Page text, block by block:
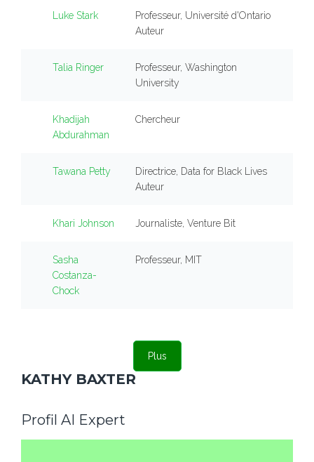
Luke Stark
Professeur, Université d'Ontario
Auteur
Talia Ringer
Professeur, Washington
University
Khadijah
Abdurahman
Chercheur
Tawana Petty
Directrice, Data for Black Lives
Auteur
Khari Johnson Journaliste, Venture Bit
Sasha
Costanza-
Chock
Professeur, MIT
Plus
KATHY BAXTER
Profil AI Expert